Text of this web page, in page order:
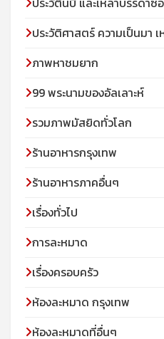
ประวัติศาสตร์ ความเป็นมา
ภาพหาชมยาก
99 พระนามของอัลเลาะห์
รวมภาพมัสยิดทั่วโลก
ร้านอาหารกรุงเทพ
ร้านอาหารภาคอื่นๆ
เรื่องทั่วไป
การละหมาด
เรื่องครอบครัว
ห้องละหมาด กรุงเทพ
ห้องละหมาดที่อื่นๆ